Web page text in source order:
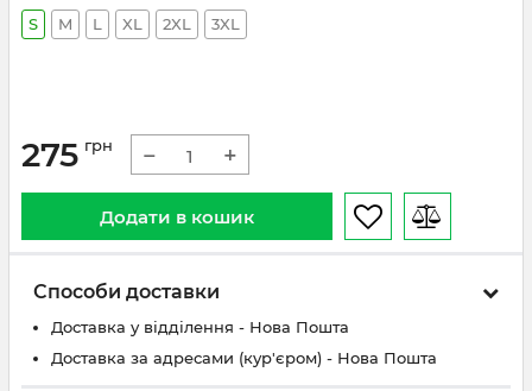
S M L XL 2XL 3XL
275 грн − +
Додати в кошик
Способи доставки
Доставка у відділення - Нова Пошта
Доставка за адресами (кур'єром) - Нова Пошта